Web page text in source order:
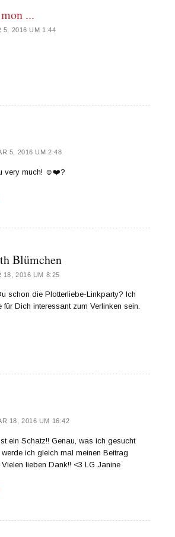
...
5, 2016 UM 1:44
5, 2016 UM 2:48
very much! ☺️❤️?
Blümchen
18, 2016 UM 8:25
schon die Plotterliebe-Linkparty? Ich
Dich interessant zum Verlinken sein.
18, 2016 UM 16:42
ein Schatz!! Genau, was ich gesucht
ich gleich mal meinen Beitrag
Vielen lieben Dank!! <3 LG Janine